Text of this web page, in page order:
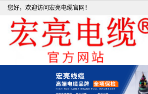
您好，欢迎访问宏亮电缆官网！